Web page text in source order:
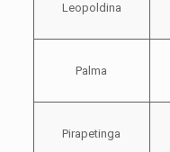
Leopoldina
Palma
Pirapetinga